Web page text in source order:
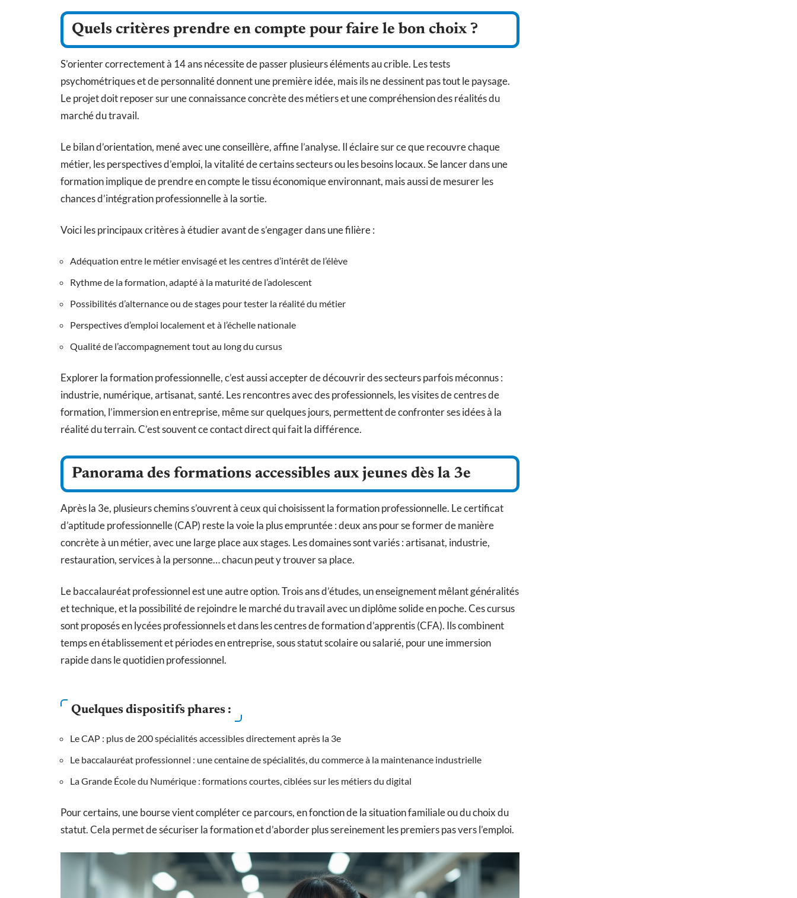
Quels critères prendre en compte pour faire le bon choix ?
S’orienter correctement à 14 ans nécessite de passer plusieurs éléments au crible. Les tests
psychométriques et de personnalité donnent une première idée, mais ils ne dessinent pas tout le paysage.
Le projet doit reposer sur une connaissance concrète des métiers et une compréhension des réalités du
marché du travail.
Le bilan d’orientation, mené avec une conseillère, affine l’analyse. Il éclaire sur ce que recouvre chaque
métier, les perspectives d’emploi, la vitalité de certains secteurs ou les besoins locaux. Se lancer dans une
formation implique de prendre en compte le tissu économique environnant, mais aussi de mesurer les
chances d’intégration professionnelle à la sortie.
Voici les principaux critères à étudier avant de s’engager dans une filière :
Adéquation entre le métier envisagé et les centres d’intérêt de l’élève
Rythme de la formation, adapté à la maturité de l’adolescent
Possibilités d’alternance ou de stages pour tester la réalité du métier
Perspectives d’emploi localement et à l’échelle nationale
Qualité de l’accompagnement tout au long du cursus
Explorer la formation professionnelle, c’est aussi accepter de découvrir des secteurs parfois méconnus :
industrie, numérique, artisanat, santé. Les rencontres avec des professionnels, les visites de centres de
formation, l’immersion en entreprise, même sur quelques jours, permettent de confronter ses idées à la
réalité du terrain. C’est souvent ce contact direct qui fait la différence.
Panorama des formations accessibles aux jeunes dès la 3e
Après la 3e, plusieurs chemins s’ouvrent à ceux qui choisissent la formation professionnelle. Le certificat
d’aptitude professionnelle (CAP) reste la voie la plus empruntée : deux ans pour se former de manière
concrète à un métier, avec une large place aux stages. Les domaines sont variés : artisanat, industrie,
restauration, services à la personne… chacun peut y trouver sa place.
Le baccalauréat professionnel est une autre option. Trois ans d’études, un enseignement mêlant généralités
et technique, et la possibilité de rejoindre le marché du travail avec un diplôme solide en poche. Ces cursus
sont proposés en lycées professionnels et dans les centres de formation d’apprentis (CFA). Ils combinent
temps en établissement et périodes en entreprise, sous statut scolaire ou salarié, pour une immersion
rapide dans le quotidien professionnel.
Quelques dispositifs phares :
Le CAP : plus de 200 spécialités accessibles directement après la 3e
Le baccalauréat professionnel : une centaine de spécialités, du commerce à la maintenance industrielle
La Grande École du Numérique : formations courtes, ciblées sur les métiers du digital
Pour certains, une bourse vient compléter ce parcours, en fonction de la situation familiale ou du choix du
statut. Cela permet de sécuriser la formation et d’aborder plus sereinement les premiers pas vers l’emploi.